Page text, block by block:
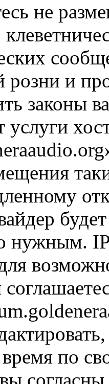
не
розни и
законы
услуги
нужным.
по